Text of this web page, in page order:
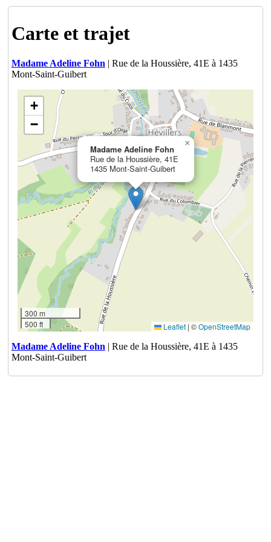
Carte et trajet
Madame Adeline Fohn | Rue de la Houssière, 41E à 1435
Mont-Saint-Guibert
Madame Adeline Fohn
Rue de la Houssière, 41E
1435 Mont-Saint-Guibert
×
+
−
300 m
500 ft
Leaflet | ©OpenStreetMap
Madame Adeline Fohn | Rue de la Houssière, 41E à 1435
Mont-Saint-Guibert